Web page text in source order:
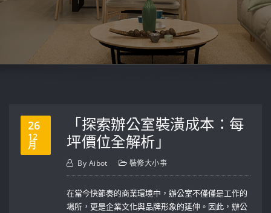
26
12
月
「探索辦公室裝潢成本：每
坪價位全解析」
By Aibot 裝修大小事
在當今快節奏的商業環境中，辦公室不僅僅是工作的
場所，更是企業文化與品牌形象的延伸。因此，辦公